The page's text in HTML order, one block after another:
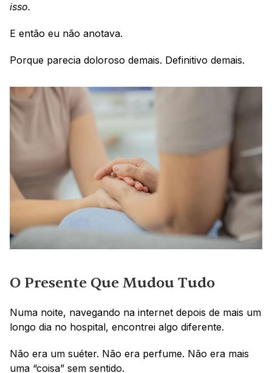
isso.
E então eu não anotava.
Porque parecia doloroso demais. Definitivo demais.
O Presente Que Mudou Tudo
Numa noite, navegando na internet depois de mais um
longo dia no hospital, encontrei algo diferente.
Não era um suéter. Não era perfume. Não era mais
uma “coisa” sem sentido.